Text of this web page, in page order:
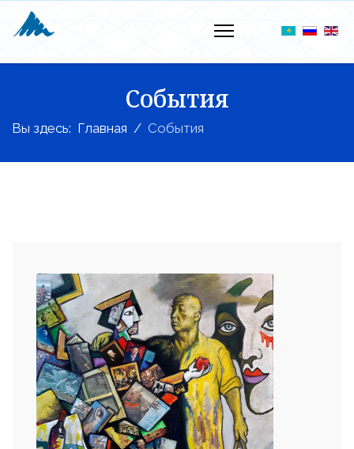
События
Вы здесь: Главная События